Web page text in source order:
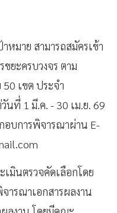
หมาย สามารถสมัครเข้า
ยะครบวงจร ตาม
50 เขต ประจำ
ที่ 1 มี.ค. - 30 เม.ย. 69
อบการพิจารณาผ่าน E-
มินตรวจคัดเลือกโดย
ารณาเอกสารผลงาน